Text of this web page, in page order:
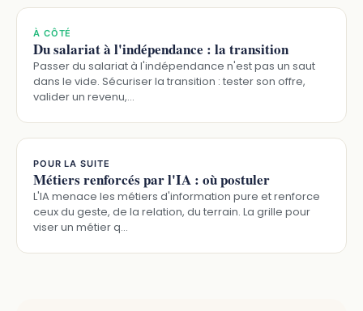
À CÔTÉ
Du salariat à l'indépendance : la transition
Passer du salariat à l'indépendance n'est pas un saut
dans le vide. Sécuriser la transition : tester son offre,
valider un revenu,…
POUR LA SUITE
Métiers renforcés par l'IA : où postuler
L'IA menace les métiers d'information pure et renforce
ceux du geste, de la relation, du terrain. La grille pour
viser un métier q…